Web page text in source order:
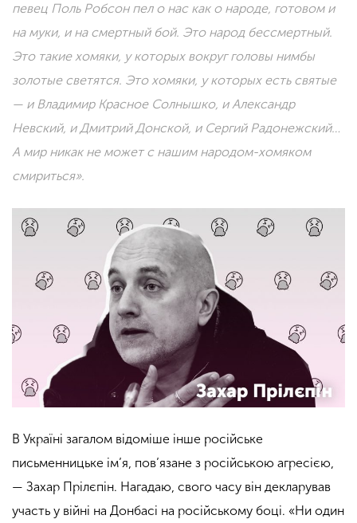
певец Поль Робсон пел о нас как о народе, готовом и
на муки, и на смертный бой. Это народ бессмертный.
Это такие хомяки, у которых вокруг головы нимбы
золотые светятся. Это хомяки, у которых есть святые
— и Владимир Красное Солнышко, и Александр
Невский, и Дмитрий Донской, и Сергий Радонежский…
А мир никак не может с нашим народом-хомяком
смириться».
В Україні загалом відоміше інше російське
письменницьке ім’я, пов’язане з російською агресією,
— Захар Прілєпін. Нагадаю, свого часу він декларував
участь у війні на Донбасі на російському боці. «Ни один